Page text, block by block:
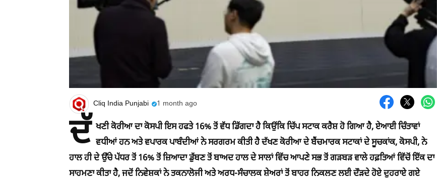
Cliq India Punjabi 1 month ago
ਦੱ ਖਣੀ ਕੋਰੀਆ ਦਾ ਕੋਸਪੀ ਇਸ ਹਫਤੇ 16% ਤੋਂ ਵੱਧ ਡਿੱਗਦਾ ਹੈ ਕਿਉਂਕਿ ਚਿੱਪ ਸਟਾਕ ਕਰੈਸ਼ ਹੋ ਗਿਆ ਹੈ, ਏਆਈ ਚਿੰਤਾਵਾਂ
ਵਧੀਆਂ ਹਨ ਅਤੇ ਵਪਾਰਕ ਪਾਬੰਦੀਆਂ ਨੇ ਸਰਗਰਮ ਕੀਤੀ ਹੈ ਦੱਖਣ ਕੋਰੀਆ ਦੇ ਬੈਂਚਮਾਰਕ ਸਟਾਕਾਂ ਦੇ ਸੂਚਕਾਂਕ, ਕੋਸਪੀ, ਨੇ
ਹਾਲ ਹੀ ਦੇ ਉੱਚੇ ਪੱਧਰ ਤੋਂ 16% ਤੋਂ ਜ਼ਿਆਦਾ ਡੁੱਬਣ ਤੋਂ ਬਾਅਦ ਹਾਲ ਦੇ ਸਾਲਾਂ ਵਿੱਚ ਆਪਣੇ ਸਭ ਤੋਂ ਗੜਬੜ ਵਾਲੇ ਹਫ਼ਤਿਆਂ ਵਿੱਚੋਂ ਇੱਕ ਦਾ
ਸਾਹਮਣਾ ਕੀਤਾ ਹੈ, ਜਦੋਂ ਨਿਵੇਸ਼ਕਾਂ ਨੇ ਤਕਨਾਲੋਜੀ ਅਤੇ ਅਰਧ-ਸੰਚਾਲਕ ਸ਼ੇਅਰਾਂ ਤੋਂ ਬਾਹਰ ਨਿਕਲਣ ਲਈ ਦੌੜਦੇ ਹੋਏ ਦੁਹਰਾਏ ਗਏ